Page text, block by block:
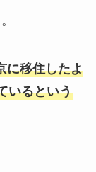
に移住したよ
いるという